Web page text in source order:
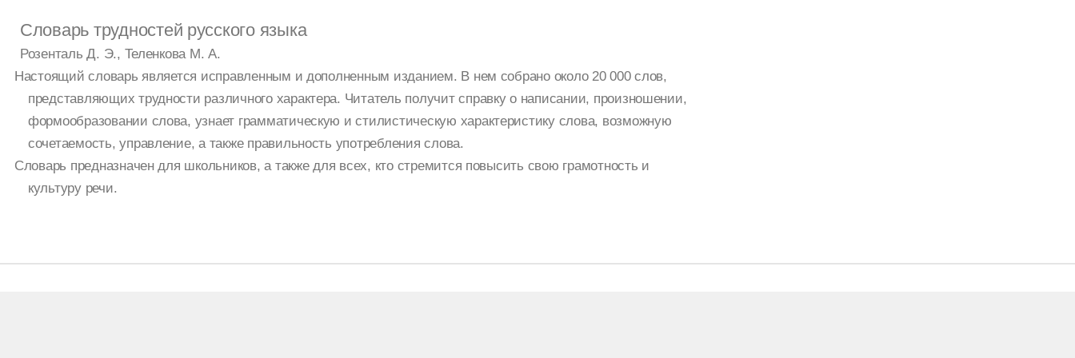
Словарь трудностей русского языка
Розенталь Д. Э., Теленкова М. А.
Настоящий словарь является исправленным и дополненным изданием. В нем собрано около 20 000 слов,
представляющих трудности различного характера. Читатель получит справку о написании, произношении,
формообразовании слова, узнает грамматическую и стилистическую характеристику слова, возможную
сочетаемость, управление, а также правильность употребления слова.
Словарь предназначен для школьников, а также для всех, кто стремится повысить свою грамотность и
культуру речи.